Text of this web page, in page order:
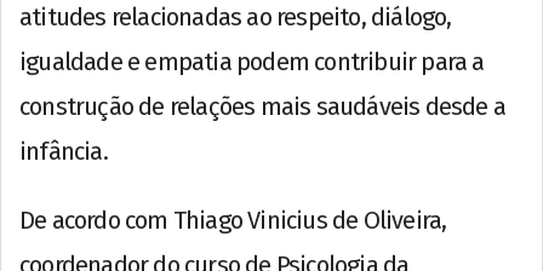
atitudes relacionadas ao respeito, diálogo,
igualdade e empatia podem contribuir para a
construção de relações mais saudáveis desde a
infância.
De acordo com Thiago Vinicius de Oliveira,
coordenador do curso de Psicologia da